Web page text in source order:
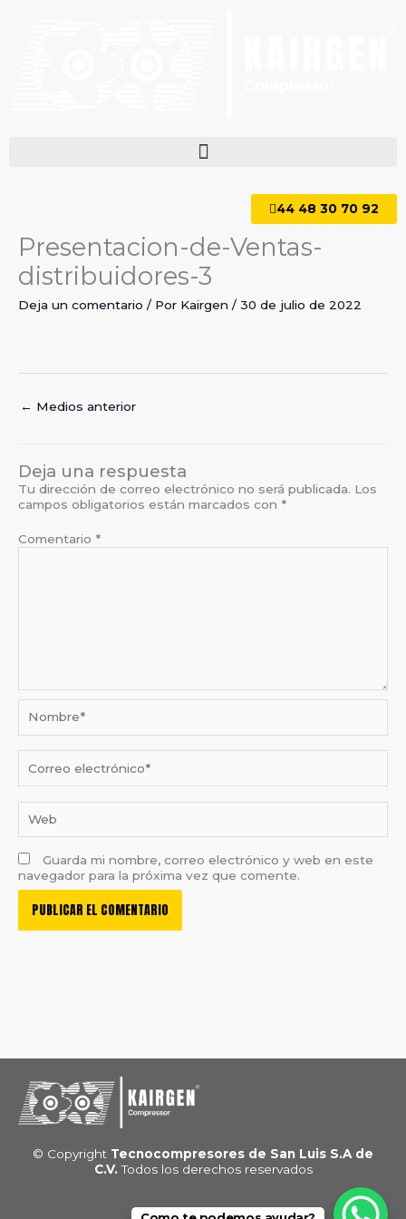
44 48 30 70 92
Presentacion-de-Ventas-
distribuidores-3
Deja un comentario / Por Kairgen / 30 de julio de 2022
← Medios anterior
Deja una respuesta
Tu dirección de correo electrónico no será publicada. Los
campos obligatorios están marcados con *
Comentario *
electrónico*
Guarda mi nombre, correo electrónico y web en este
navegador para la próxima vez que comente.
© Copyright Tecnocompresores de San Luis S.A de
C.V. Todos los derechos reservados
F L W